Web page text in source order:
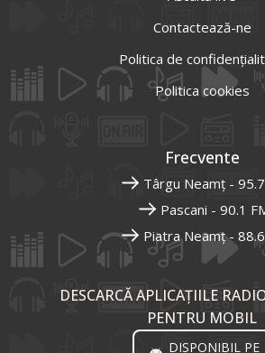
Contactează-ne
Politica de
Politica cookies
Frecvente
Târgu Neamț -
Pascani - 90.1
Piatra Neamț -
DESCARCĂ APLICAȚIILE
PENTRU MOBIL
DISPONIBIL PE